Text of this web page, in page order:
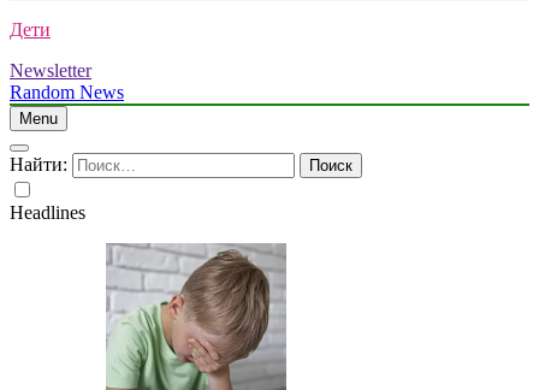
Дети
Newsletter
Random News
Menu
Найти:
Headlines